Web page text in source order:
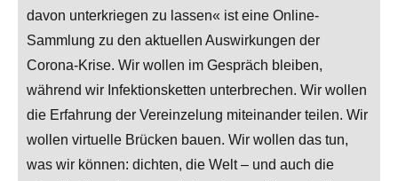
davon unterkriegen zu lassen« ist eine Online-
Sammlung zu den aktuellen Auswirkungen der
Corona-Krise. Wir wollen im Gespräch bleiben,
während wir Infektionsketten unterbrechen. Wir wollen
die Erfahrung der Vereinzelung miteinander teilen. Wir
wollen virtuelle Brücken bauen. Wir wollen das tun,
was wir können: dichten, die Welt – und auch die